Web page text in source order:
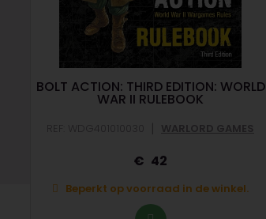
BOLT ACTION: THIRD EDITION: WORLD
WAR II RULEBOOK
REF: WDG401010030 | WARLORD GAMES
42
Beperkt op voorraad in de winkel.